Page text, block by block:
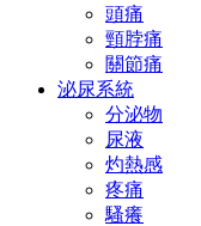
頭痛
頸脖痛
關節痛
泌尿系統
分泌物
尿液
灼熱感
疼痛
騷癢